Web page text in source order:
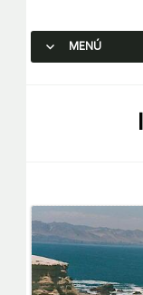
MENÚ